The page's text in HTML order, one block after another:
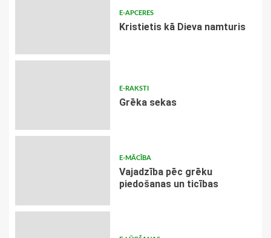
E-APCERES
Kristietis kā Dieva namturis
E-RAKSTI
Grēka sekas
E-MĀCĪBA
Vajadzība pēc grēku
piedošanas un ticības